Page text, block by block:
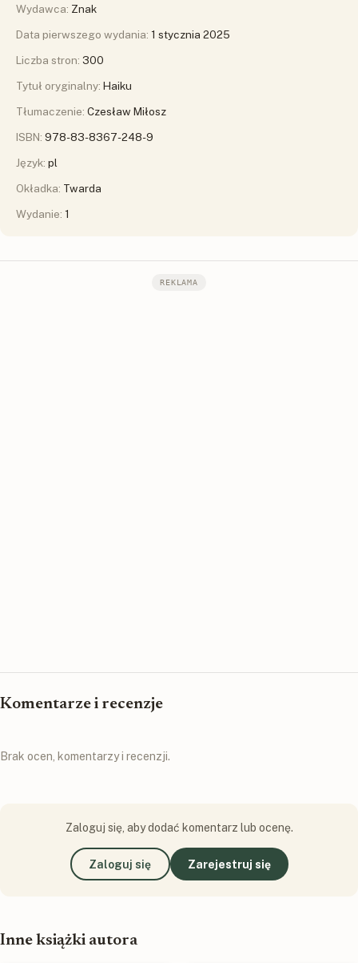
Wydawca: Znak
Data pierwszego wydania: 1 stycznia 2025
Liczba stron: 300
Tytuł oryginalny: Haiku
Tłumaczenie: Czesław Miłosz
ISBN: 978-83-8367-248-9
Język: pl
Okładka: Twarda
Wydanie: 1
REKLAMA
Komentarze i recenzje
Brak ocen, komentarzy i recenzji.
Zaloguj się, aby dodać komentarz lub ocenę.
Zaloguj się Zarejestruj się
Inne książki autora